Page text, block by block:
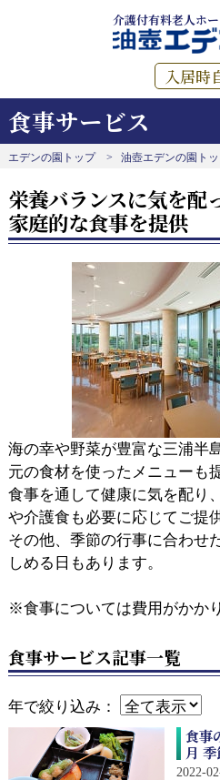
介護付有料老人ホ
入居時
食事サービス
エデンの園トップ 油壺エデンの園ト
栄養バランスに気を配
家庭的な食事を提供
海の幸や野菜が豊富な三浦半
元の食材を使ったメニューも
食事を通して健康に気を配り
や介護食も必要に応じてご提
その他、季節の行事に合わせ
しめる日もあります。
※食事については費用がかか
食事サービス記事一覧
年で絞り込み：
食事
月
2022-